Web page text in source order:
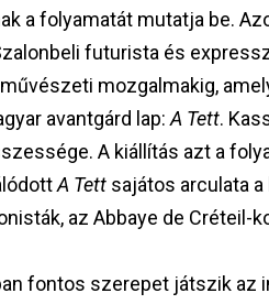
a folyamatát mutatja be.
futurista és
mozgalmakig,
avantgárd lap:A Tett.
A kiállítás azt a
A Tett sajátos arculata
az Abbaye de Créteil-
fontos szerepet játszik az